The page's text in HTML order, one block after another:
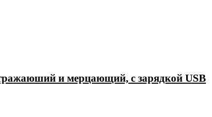
и мерцающий, с зарядкой USB